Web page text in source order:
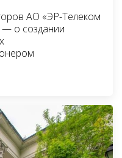
АО «ЭР-Телеком
— о создании